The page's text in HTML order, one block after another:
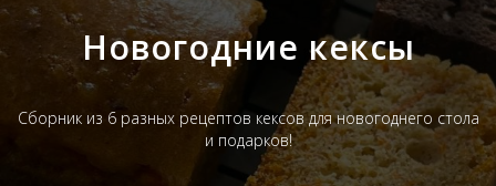
Новогодние кексы
Сборник из 6 разных рецептов кексов для новогоднего стола
и подарков!